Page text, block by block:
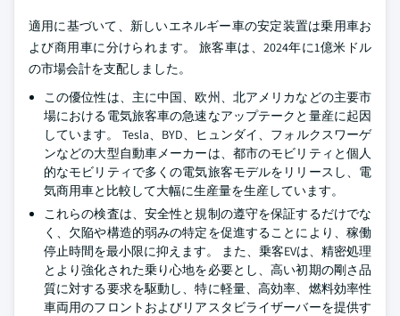
適用に基づいて、新しいエネルギー車の安定装置は乗用車お
よび商用車に分けられます。 旅客車は、2024年に1億米ドル
の市場会計を支配しました。
この優位性は、主に中国、欧州、北アメリカなどの主要市
場における電気旅客車の急速なアップテークと量産に起因
しています。 Tesla、BYD、ヒュンダイ、フォルクスワーゲ
ンなどの大型自動車メーカーは、都市のモビリティと個人
的なモビリティで多くの電気旅客モデルをリリースし、電
気商用車と比較して大幅に生産量を生産しています。
これらの検査は、安全性と規制の遵守を保証するだけでな
く、欠陥や構造的弱みの特定を促進することにより、稼働
停止時間を最小限に抑えます。 また、乗客EVは、精密処理
とより強化された乗り心地を必要とし、高い初期の剛さ品
質に対する要求を駆動し、特に軽量、高効率、燃料効率性
車両用のフロントおよびリアスタビライザーバーを提供す